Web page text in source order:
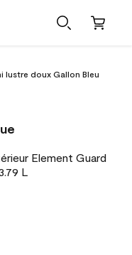
lustre doux Gallon Bleu